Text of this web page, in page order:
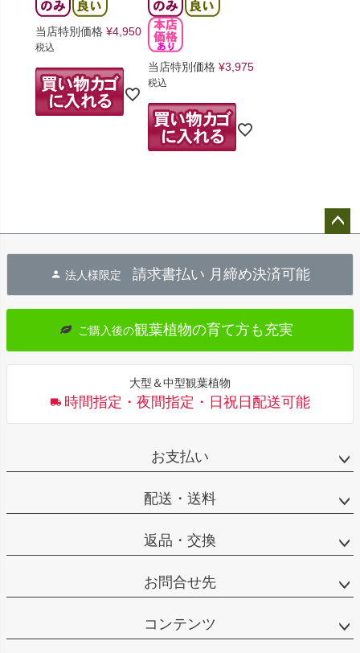
当店特別価格 ¥4,950
税込
当店特別価格 ¥3,975
税込
へ
法人様限定 請求書払い 月締め決済可能
ご購入後の観葉植物の育て方も充実
大型＆中型観葉植物
時間指定・夜間指定・日祝日配送可能
お支払い
配送・送料
返品・交換
お問合せ先
コンテンツ